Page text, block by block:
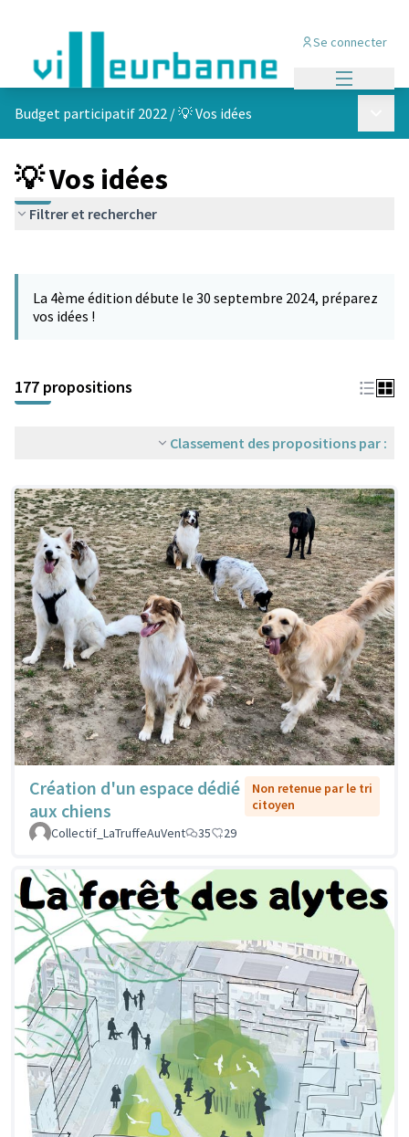
Se connecter
Budget participatif 2022 /💡 Vos idées
💡 Vos idées
Filtrer et rechercher
−
La 4ème édition débute le 30 septembre 2024, préparez
vos idées !
177 propositions
Classement des propositions par :
Création d'un espace dédié
aux chiens
Non retenue par le tri
citoyen
Collectif_LaTruffeAuVent
35 29